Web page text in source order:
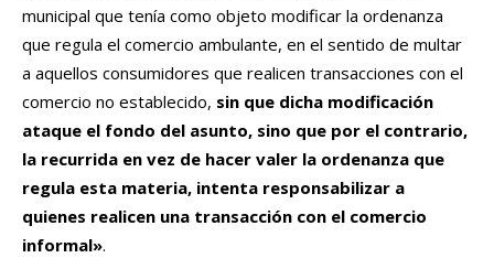
municipal que tenía como objeto modificar la ordenanza
que regula el comercio ambulante, en el sentido de multar
a aquellos consumidores que realicen transacciones con el
comercio no establecido, sin que dicha modificación
ataque el fondo del asunto, sino que por el contrario,
la recurrida en vez de hacer valer la ordenanza que
regula esta materia, intenta responsabilizar a
quienes realicen una transacción con el comercio
informal».